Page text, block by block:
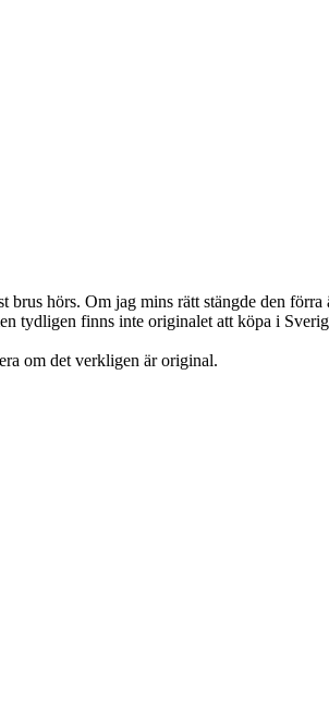
hörs. Om jag mins rätt stängde den
tydligen finns inte originalet att köpa i
om det verkligen är original.